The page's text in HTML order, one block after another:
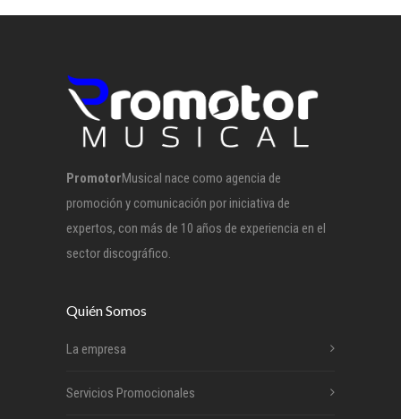
PromotorMusical nace como agencia de
promoción y comunicación por iniciativa de
expertos, con más de 10 años de experiencia en el
sector discográfico.
Quién Somos
La empresa
Servicios Promocionales